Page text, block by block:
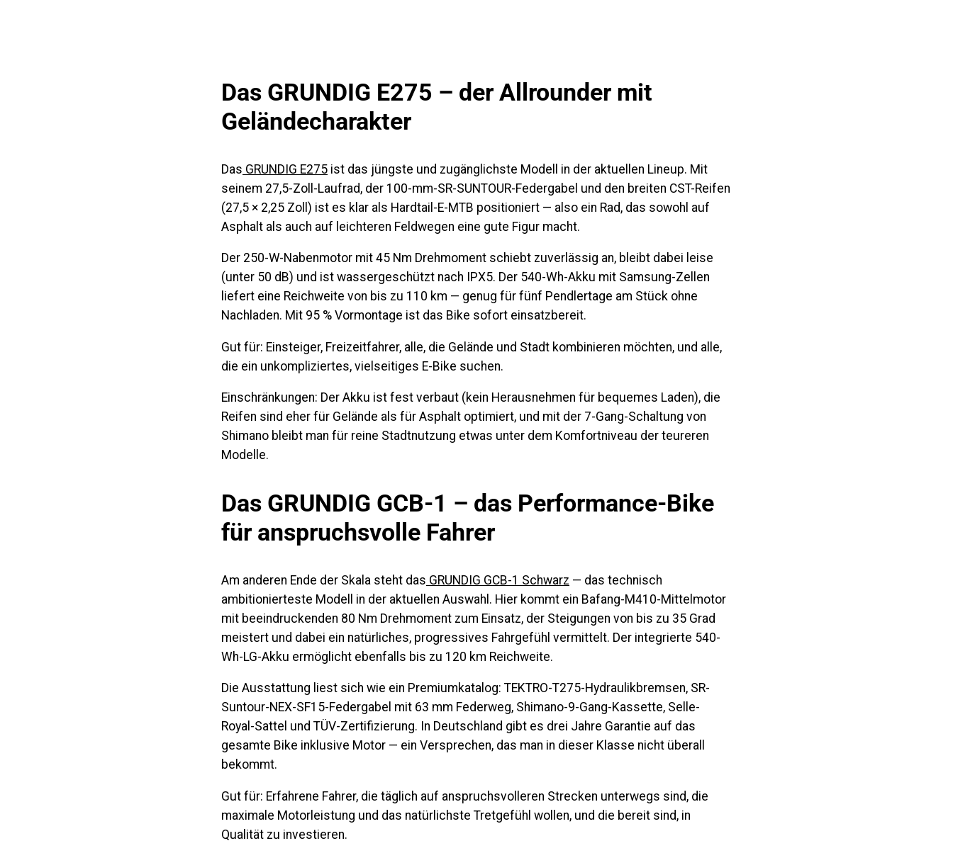
Das GRUNDIG E275 – der Allrounder mit
Geländecharakter
Das GRUNDIG E275 ist das jüngste und zugänglichste Modell in der aktuellen Lineup. Mit
seinem 27,5-Zoll-Laufrad, der 100-mm-SR-SUNTOUR-Federgabel und den breiten CST-Reifen
(27,5 × 2,25 Zoll) ist es klar als Hardtail-E-MTB positioniert — also ein Rad, das sowohl auf
Asphalt als auch auf leichteren Feldwegen eine gute Figur macht.
Der 250-W-Nabenmotor mit 45 Nm Drehmoment schiebt zuverlässig an, bleibt dabei leise
(unter 50 dB) und ist wassergeschützt nach IPX5. Der 540-Wh-Akku mit Samsung-Zellen
liefert eine Reichweite von bis zu 110 km — genug für fünf Pendlertage am Stück ohne
Nachladen. Mit 95 % Vormontage ist das Bike sofort einsatzbereit.
Gut für: Einsteiger, Freizeitfahrer, alle, die Gelände und Stadt kombinieren möchten, und alle,
die ein unkompliziertes, vielseitiges E-Bike suchen.
Einschränkungen: Der Akku ist fest verbaut (kein Herausnehmen für bequemes Laden), die
Reifen sind eher für Gelände als für Asphalt optimiert, und mit der 7-Gang-Schaltung von
Shimano bleibt man für reine Stadtnutzung etwas unter dem Komfortniveau der teureren
Modelle.
Das GRUNDIG GCB-1 – das Performance-Bike
für anspruchsvolle Fahrer
Am anderen Ende der Skala steht das GRUNDIG GCB-1 Schwarz — das technisch
ambitionierteste Modell in der aktuellen Auswahl. Hier kommt ein Bafang-M410-Mittelmotor
mit beeindruckenden 80 Nm Drehmoment zum Einsatz, der Steigungen von bis zu 35 Grad
meistert und dabei ein natürliches, progressives Fahrgefühl vermittelt. Der integrierte 540-
Wh-LG-Akku ermöglicht ebenfalls bis zu 120 km Reichweite.
Die Ausstattung liest sich wie ein Premiumkatalog: TEKTRO-T275-Hydraulikbremsen, SR-
Suntour-NEX-SF15-Federgabel mit 63 mm Federweg, Shimano-9-Gang-Kassette, Selle-
Royal-Sattel und TÜV-Zertifizierung. In Deutschland gibt es drei Jahre Garantie auf das
gesamte Bike inklusive Motor — ein Versprechen, das man in dieser Klasse nicht überall
bekommt.
Gut für: Erfahrene Fahrer, die täglich auf anspruchsvolleren Strecken unterwegs sind, die
maximale Motorleistung und das natürlichste Tretgefühl wollen, und die bereit sind, in
Qualität zu investieren.